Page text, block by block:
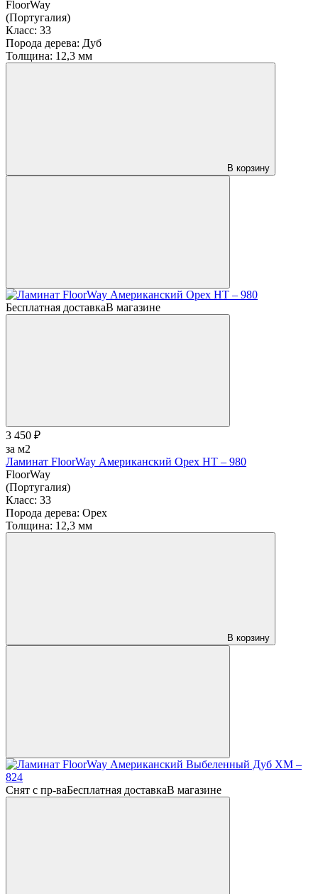
FloorWay
(Португалия)
Класс: 33
Порода дерева: Дуб
Толщина: 12,3 мм
В корзину
Бесплатная доставкаВ магазине
3 450 ₽
за м2
Ламинат FloorWay Американский Орех HT – 980
FloorWay
(Португалия)
Класс: 33
Порода дерева: Орех
Толщина: 12,3 мм
В корзину
Снят с пр-ваБесплатная доставкаВ магазине